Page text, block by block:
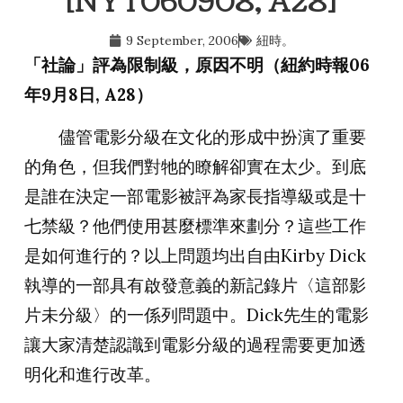
9 September, 2006 紐時。
「社論」評為限制級，原因不明（紐約時報06
年9月8日, A28）
儘管電影分級在文化的形成中扮演了重要
的角色，但我們對牠的瞭解卻實在太少。到底
是誰在決定一部電影被評為家長指導級或是十
七禁級？他們使用甚麼標準來劃分？這些工作
是如何進行的？以上問題均出自由Kirby Dick
執導的一部具有啟發意義的新記錄片〈這部影
片未分級〉的一係列問題中。Dick先生的電影
讓大家清楚認識到電影分級的過程需要更加透
明化和進行改革。